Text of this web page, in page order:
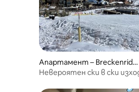
Апартамент – Breckenridg
e
Невероятен ски в ски